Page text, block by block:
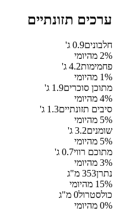
ערכים תזונתיים
חלבונים0.9 ג'
2% מהיומי
פחמימות4.2 ג'
1% מהיומי
מתוכן סוכרים1.9 ג'
4% מהיומי
סיבים תזונתיים1.3 ג'
5% מהיומי
שומנים3.2 ג'
5% מהיומי
מתוכם רווי0.7 ג'
3% מהיומי
נתרן353 מ"ג
15% מהיומי
כולסטרול0 מ"ג
0% מהיומי